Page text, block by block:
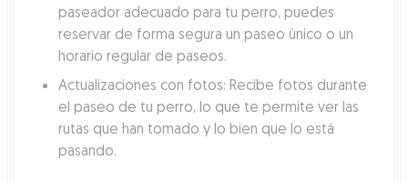
paseador adecuado para tu perro, puedes
reservar de forma segura un paseo único o un
horario regular de paseos.
Actualizaciones con fotos: Recibe fotos durante
el paseo de tu perro, lo que te permite ver las
rutas que han tomado y lo bien que lo está
pasando.